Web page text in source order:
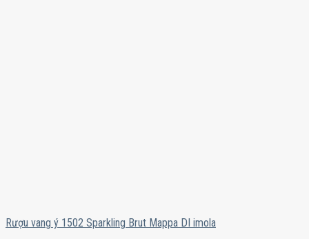
Rượu vang ý 1502 Sparkling Brut Mappa DI imola